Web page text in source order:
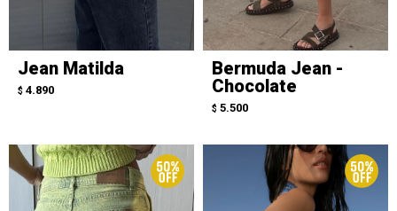
Jean Matilda
$ 4.890
Bermuda Jean -
Chocolate
$ 5.500